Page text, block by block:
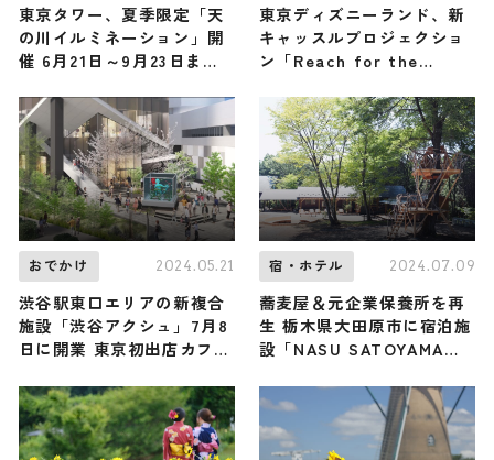
東京タワー、夏季限定「天
の川イルミネーション」開
催 6月21日～9月23日まで
東京ディズニーランド、新
キャッスルプロジェクショ
ン「Reach for the
り開催
おでかけ 2024.05.21
渋谷駅東口エリアの新複合
施設「渋谷アクシュ」7月8
日に開業 東京初出店カフ
ストランなど15テナント出
店
宿・ホテル 2024.07.09
蕎麦屋＆元企業保養所を再
生 栃木県大田原市に宿泊施
設「NASU SATOYAMA